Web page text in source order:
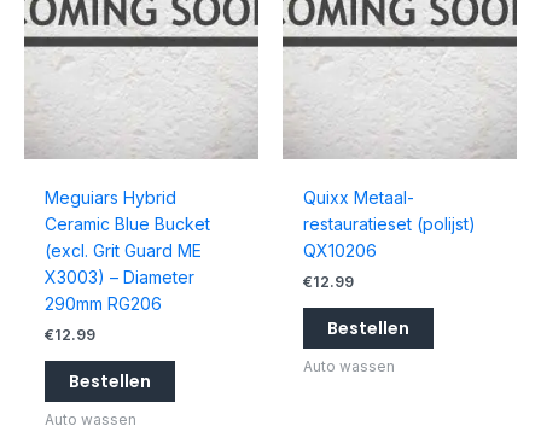
Meguiars Hybrid
Ceramic Blue Bucket
(excl. Grit Guard ME
X3003) – Diameter
290mm RG206
€12.99
Bestellen
Auto wassen
Quixx Metaal-
restauratieset (polijst)
QX10206
€12.99
Bestellen
Auto wassen